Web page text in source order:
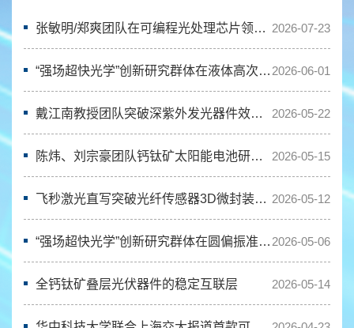
2018年 2017年
2014年 2013年
2010年
张敏明/郑爽团队在可编程光处理芯片领域获重要进展 2026-07-23
“强场超快光学”创新研究群体在液体高次谐波领域取得最新研究进展 2026-06-01
戴江南教授团队突破深紫外发光器件效率墙 2026-05-22
陈炜、刘宗豪团队钙钛矿太阳能电池研究成果登上《科学》 2026-05-15
飞秒激光直写突破光纤传感器3D微封装难题 2026-05-12
“强场超快光学”创新研究群体在圆偏振准单色高次谐波产生方面取得新进展 2026-05-06
全钙钛矿叠层光伏器件的稳定互联层 2026-05-14